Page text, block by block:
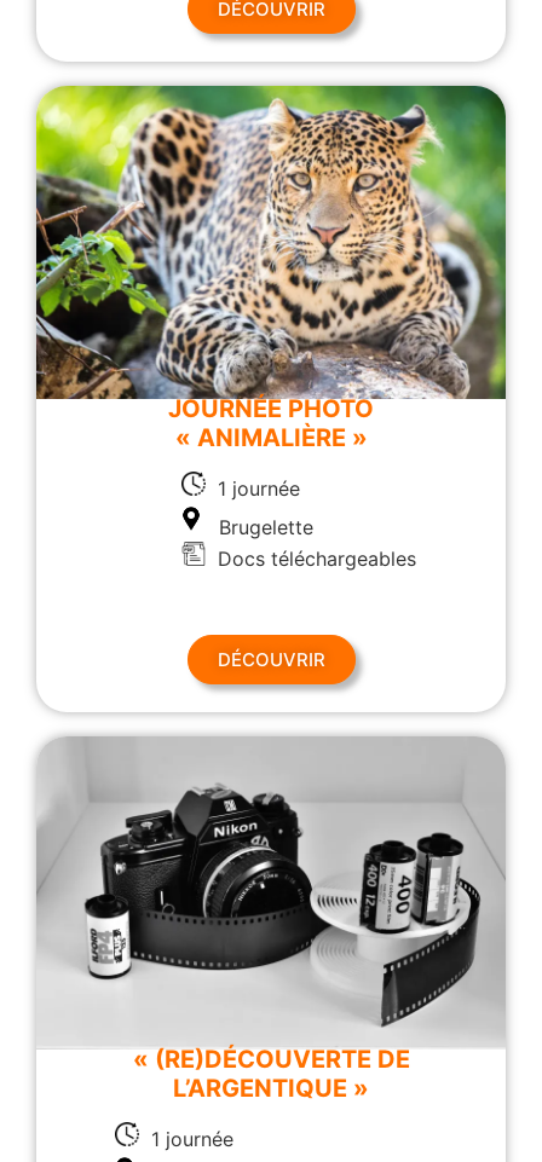
DÉCOUVRIR
JOURNÉE PHOTO
« ANIMALIÈRE »
1 journée
Brugelette
Docs téléchargeables
DÉCOUVRIR
« (RE)DÉCOUVERTE DE
L’ARGENTIQUE »
1 journée